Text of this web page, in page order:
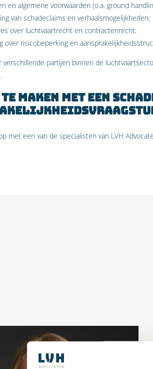
en algemene voorwaarden (o.a. ground
van schadeclaims en verhaalsmogelijkheden;
over luchtvaartrecht en contractenrecht;
over risicobeperking en
verschillende partijen binnen de
maken met een
met een van de specialisten van LVH